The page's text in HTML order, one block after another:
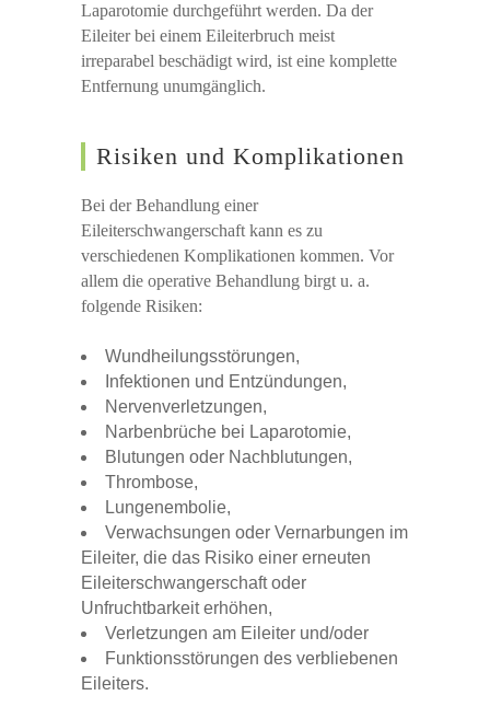
Laparotomie durchgeführt werden. Da der
Eileiter bei einem Eileiterbruch meist
irreparabel beschädigt wird, ist eine komplette
Entfernung unumgänglich.
Risiken und Komplikationen
Bei der Behandlung einer
Eileiterschwangerschaft kann es zu
verschiedenen Komplikationen kommen. Vor
allem die operative Behandlung birgt u. a.
folgende Risiken:
Wundheilungsstörungen,
Infektionen und Entzündungen,
Nervenverletzungen,
Narbenbrüche bei Laparotomie,
Blutungen oder Nachblutungen,
Thrombose,
Lungenembolie,
Verwachsungen oder Vernarbungen im
Eileiter, die das Risiko einer erneuten
Eileiterschwangerschaft oder
Unfruchtbarkeit erhöhen,
Verletzungen am Eileiter und/oder
Funktionsstörungen des verbliebenen
Eileiters.